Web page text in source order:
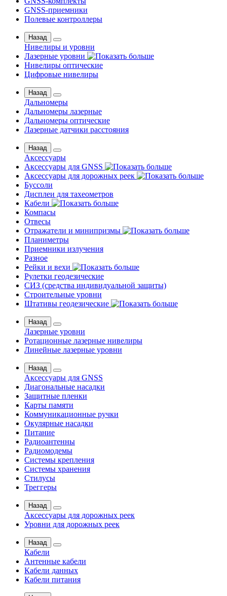
GNSS-приемники
Полевые контроллеры
Назад
Нивелиры и уровни
Лазерные уровни
Нивелиры оптические
Цифровые нивелиры
Назад
Дальномеры
Дальномеры лазерные
Дальномеры оптические
Лазерные датчики расстояния
Назад
Аксессуары
Аксессуары для GNSS
Аксессуары для дорожных реек
Буссоли
Дисплеи для тахеометров
Кабели
Компасы
Отвесы
Отражатели и минипризмы
Планиметры
Приемники излучения
Разное
Рейки и вехи
Рулетки геодезические
СИЗ (средства индивидуальной защиты)
Строительные уровни
Штативы геодезические
Назад
Лазерные уровни
Ротационные лазерные нивелиры
Линейные лазерные уровни
Назад
Аксессуары для GNSS
Диагональные насадки
Защитные пленки
Карты памяти
Коммуникационные ручки
Окулярные насадки
Питание
Радиоантенны
Радиомодемы
Системы крепления
Системы хранения
Стилусы
Треггеры
Назад
Аксессуары для дорожных реек
Уровни для дорожных реек
Назад
Кабели
Антенные кабели
Кабели данных
Кабели питания